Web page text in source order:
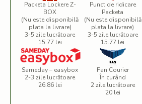
Packeta Lockere Z-
BOX
(Nu este disponibilă
plata la livrare)
3-5 zile lucrătoare
15.77 lei
Punct de ridicare
Packeta
(Nu este disponibilă
plata la livrare)
3-5 zile lucrătoare
15.77 lei
Sameday – easybox
2-3 zile lucrătoare
26.86 lei
Fan Courier
În curând
2 zile lucrătoare
20 lei